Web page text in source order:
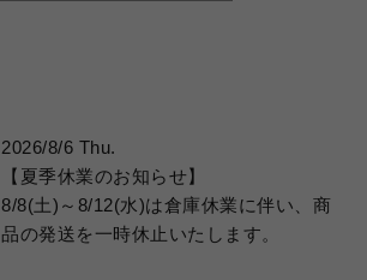
2026/8/6 Thu.
【夏季休業のお知らせ】
8/8(土)～8/12(水)は倉庫休業に伴い、商
品の発送を一時休止いたします。